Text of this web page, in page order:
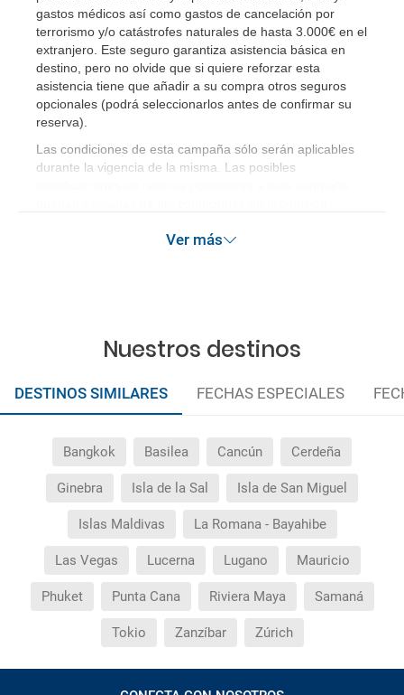
gastos médicos así como gastos de cancelación por
terrorismo y/o catástrofes naturales de hasta 3.000€ en el
extranjero. Este seguro garantiza asistencia básica en
destino, pero no olvide que si quiere reforzar esta
asistencia tiene que añadir a su compra otros seguros
opcionales (podrá seleccionarlos antes de confirmar su
reserva)
Las condiciones de esta campaña sólo serán aplicables
durante la vigencia de la misma. Las posibles
Ver más
Nuestros destinos
DESTINOS SIMILARES FECHAS ESPECIALES
Bangkok Basilea Cancún Cerdeña
Ginebra Isla de la Sal Isla de San Miguel
Islas Maldivas La Romana - Bayahibe
Las Vegas Lucerna Lugano Mauricio
Phuket Punta Cana Riviera Maya Samaná
Tokio Zanzíbar Zúrich